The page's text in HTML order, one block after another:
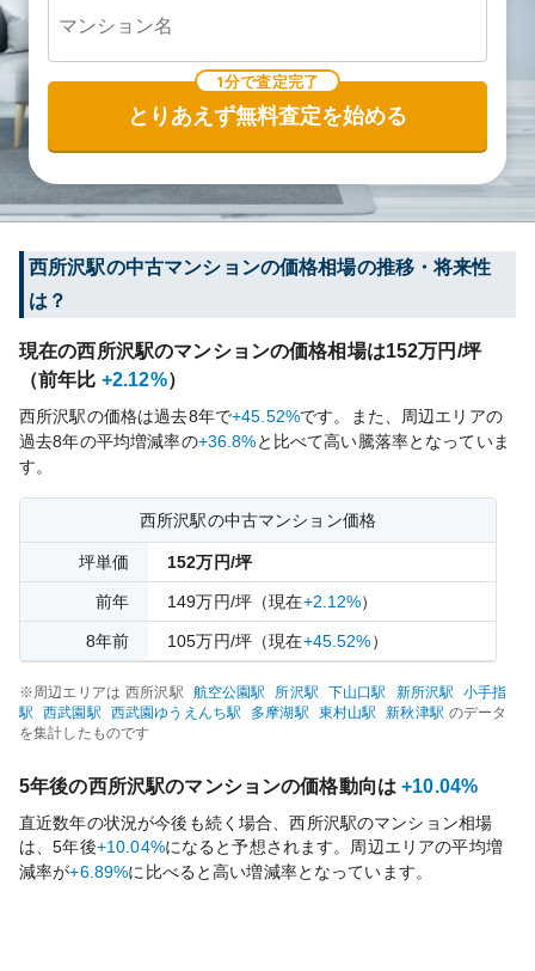
1分で査定完了
とりあえず無料査定を始める
西所沢駅の中古マンションの価格相場の推移・将来性
は？
現在の西所沢駅のマンションの価格相場は152万円/坪
（前年比 +2.12%）
西所沢駅の価格は過去8年で+45.52%です。
また、周辺エリアの
過去8年の平均増減率の+36.8%と比べて高い騰落率となっていま
す。
西所沢駅の中古マンション価格
坪単価 152万円/坪
前年 149万円/坪 （現在+2.12%）
8年前 105万円/坪 （現在+45.52%）
※周辺エリアは 西所沢駅 航空公園駅 所沢駅 下山口駅 新所沢駅
小手指
駅
西武園駅 西武園ゆうえんち駅 多摩湖駅 東村山駅 新秋津駅 のデータ
を集計したものです
5年後の西所沢駅のマンションの価格動向は +10.04%
直近数年の状況が今後も続く場合、西所沢駅のマンション相場
は、5年後+10.04%になると予想されます。周辺エリアの平均増
減率が+6.89%に比べると高い増減率となっています。